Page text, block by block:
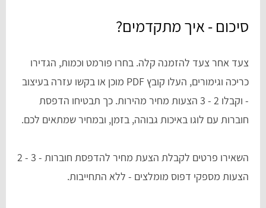
סיכום - איך מתקדמים?
צעד אחר צעד להזמנה קלה. בחרו פורמט וכמות, הגדירו
כריכה וגימורים, העלו קובץ PDF מוכן או בקשו עזרה בעיצוב
- וקבלו 2 - 3 הצעות מחיר מהירות. כך תבטיחו הדפסת
חוברות עם לוגו באיכות גבוהה, בזמן, ובמחיר שמתאים לכם.
השאירו פרטים לקבלת הצעת מחיר להדפסת חוברות - 3 - 2
הצעות מספקי דפוס מומלצים - ללא התחייבות.